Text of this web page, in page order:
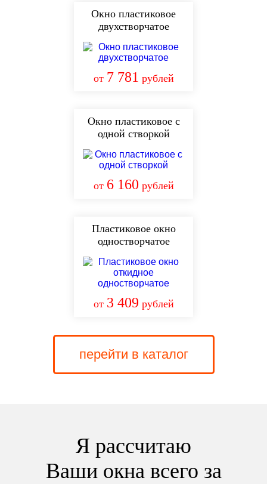
Окно пластиковое
двухстворчатое
от 7 781 рублей
Окно пластиковое с
одной створкой
от 6 160 рублей
Пластиковое окно
одностворчатое
от 3 409 рублей
перейти в каталог
Я рассчитаю
Ваши окна всего за